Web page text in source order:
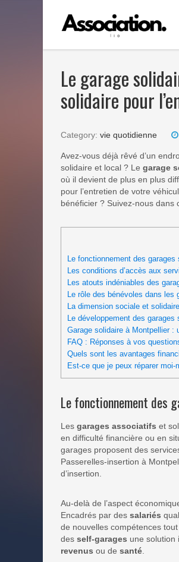
Le garage
solidaire pour
Category: vie quotidienne
Avez-vous déjà rêvé d’un
solidaire et local ? Le garage
où il devient de plus en plus
pour l’entretien de votre
bénéficier ? Suivez-nous dans
Le fonctionnement des
Les conditions d’accès aux
Les atouts indéniables des
Le rôle des bénévoles dans les
La dimension sociale et
Le développement des garages
Garage solidaire à Montpellier :
FAQ : Réponses à vos
Quels sont les avantages
Est-ce que je peux réparer
Le fonctionnement des
Les garages associatifs et
en difficulté financière ou en
garages proposent des
Passerelles-insertion à
d’insertion.
Au-delà de l’aspect
Encadrés par des salariés
de nouvelles compétences
des self-garages une solution
revenus ou de santé